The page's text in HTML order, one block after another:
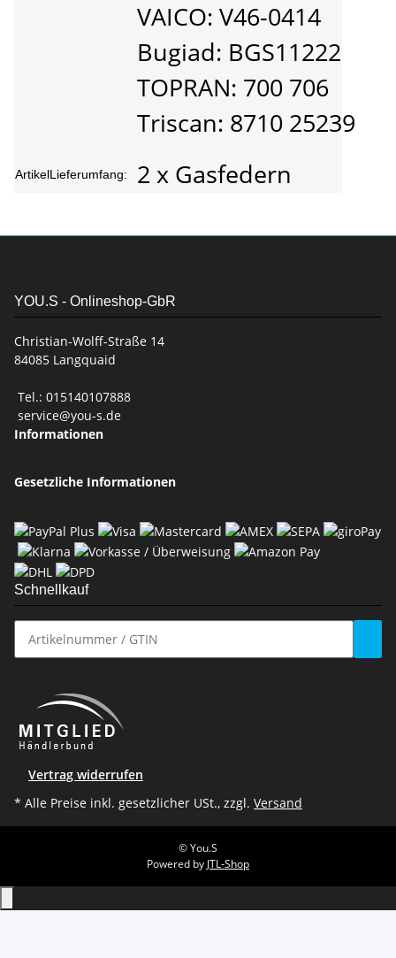
VAICO: V46-0414
Bugiad: BGS11222
TOPRAN: 700 706
Triscan: 8710 25239
ArtikelLieferumfang: 2 x Gasfedern
YOU.S - Onlineshop-GbR
Christian-Wolff-Straße 14
84085 Langquaid
Tel.: 015140107888
service@you-s.de
Informationen
Gesetzliche Informationen
Schnellkauf
Vertrag widerrufen
* Alle Preise inkl. gesetzlicher USt., zzgl. Versand
© You.S
Powered by JTL-Shop